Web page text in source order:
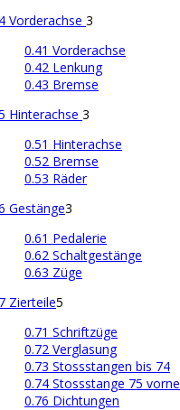
Vorderachse 3
0.41 Vorderachse
0.42 Lenkung
0.43 Bremse
Hinterachse 3
0.51 Hinterachse
0.52 Bremse
0.53 Räder
Gestänge3
0.61 Pedalerie
0.62 Schaltgestänge
0.63 Züge
Zierteile5
0.71 Schriftzüge
0.72 Verglasung
0.73 Stossstangen bis 74
0.74 Stossstange 75 vorne
0.76 Dichtungen